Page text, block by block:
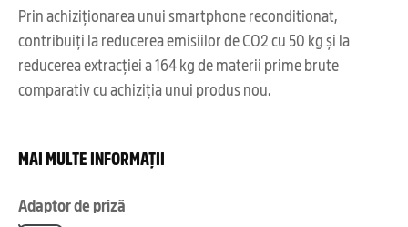
Prin achiziționarea unui smartphone reconditionat,
contribuiți la reducerea emisiilor de CO2 cu 50 kg și la
reducerea extracției a 164 kg de materii prime brute
comparativ cu achiziția unui produs nou.
MAI MULTE INFORMAȚII
Adaptor de priză